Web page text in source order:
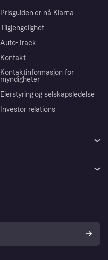
Prisguiden er nå Klarna
Tilgjengelighet
Auto-Track
Kontakt
Kontaktinformasjon for
myndigheter
Eierstyring og selskapsledelse
Investor relations